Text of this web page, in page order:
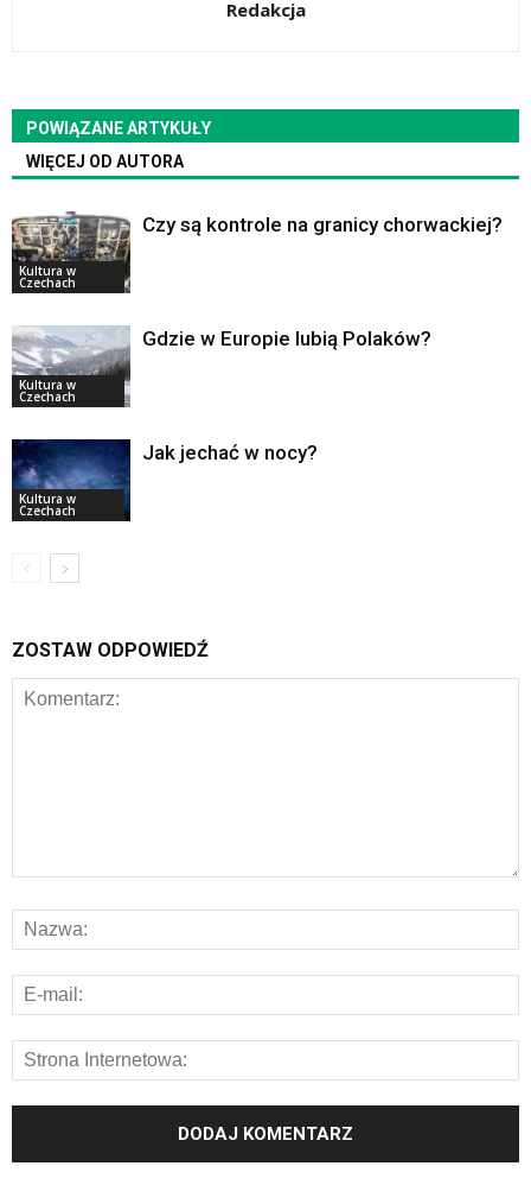
Redakcja
POWIĄZANE ARTYKUŁY
WIĘCEJ OD AUTORA
Kultura w
Czechach
Czy są kontrole na granicy chorwackiej?
Kultura w
Czechach
Gdzie w Europie lubią Polaków?
Kultura w
Czechach
Jak jechać w nocy?
ZOSTAW ODPOWIEDŹ